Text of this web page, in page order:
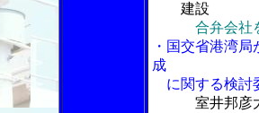
建設
合弁会社
・国交省港湾
成
に関する検討
室井邦彦